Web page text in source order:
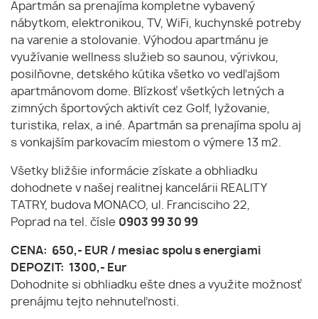
Apartmán sa prenajíma kompletne vybavený
nábytkom, elektronikou, TV, WiFi, kuchynské potreby
na varenie a stolovanie. Výhodou apartmánu je
využívanie wellness služieb so saunou, výrivkou,
posilňovne, detského kútika všetko vo vedľajšom
apartmánovom dome. Blízkosť všetkých letných a
zimných športových aktivít cez Golf, lyžovanie,
turistika, relax, a iné. Apartmán sa prenajíma spolu aj
s vonkajším parkovacím miestom o výmere 13 m2.
Všetky bližšie informácie získate a obhliadku
dohodnete v našej realitnej kancelárii REALITY
TATRY, budova MONACO, ul. Francisciho 22,
Poprad na tel. čísle 0903 99 30 99
CENA: 650,- EUR / mesiac spolu s energiami
DEPOZIT: 1300,- Eur
Dohodnite si obhliadku ešte dnes a využite možnosť
prenájmu tejto nehnuteľnosti.